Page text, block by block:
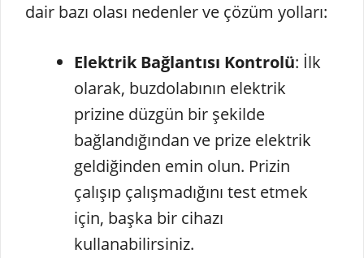
dair bazı olası nedenler ve çözüm yolları:
Elektrik Bağlantısı Kontrolü: İlk
olarak, buzdolabının elektrik
prizine düzgün bir şekilde
bağlandığından ve prize elektrik
geldiğinden emin olun. Prizin
çalışıp çalışmadığını test etmek
için, başka bir cihazı
kullanabilirsiniz.